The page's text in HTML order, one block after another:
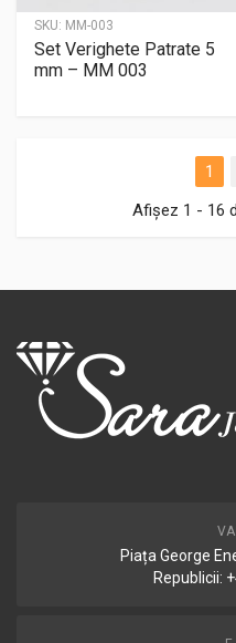
SKU: MM-003
Set Verighete Patrate 5
mm – MM 003
1
Afișez 1 - 16
Piața George
Republicii: